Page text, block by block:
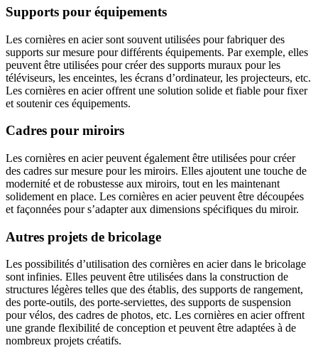
Supports pour équipements
Les cornières en acier sont souvent utilisées pour fabriquer des
supports sur mesure pour différents équipements. Par exemple, elles
peuvent être utilisées pour créer des supports muraux pour les
téléviseurs, les enceintes, les écrans d’ordinateur, les projecteurs, etc.
Les cornières en acier offrent une solution solide et fiable pour fixer
et soutenir ces équipements.
Cadres pour miroirs
Les cornières en acier peuvent également être utilisées pour créer
des cadres sur mesure pour les miroirs. Elles ajoutent une touche de
modernité et de robustesse aux miroirs, tout en les maintenant
solidement en place. Les cornières en acier peuvent être découpées
et façonnées pour s’adapter aux dimensions spécifiques du miroir.
Autres projets de bricolage
Les possibilités d’utilisation des cornières en acier dans le bricolage
sont infinies. Elles peuvent être utilisées dans la construction de
structures légères telles que des établis, des supports de rangement,
des porte-outils, des porte-serviettes, des supports de suspension
pour vélos, des cadres de photos, etc. Les cornières en acier offrent
une grande flexibilité de conception et peuvent être adaptées à de
nombreux projets créatifs.